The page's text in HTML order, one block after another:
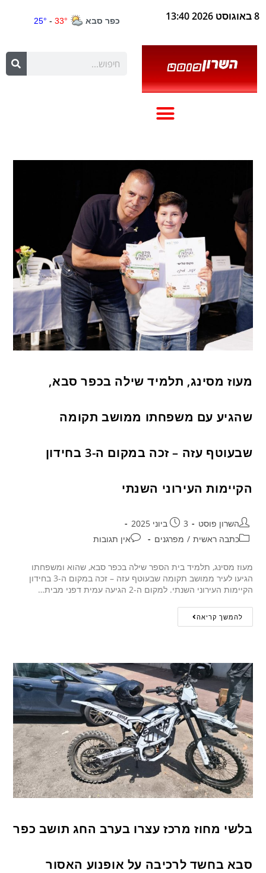
8 באוגוסט 2026 13:40
מעוז מסינג, תלמיד שילה בכפר סבא,
שהגיע עם משפחתו ממושב תקומה
שבעוטף עזה – זכה במקום ה-3 בחידון
הקיימות העירוני השנתי
השרון פוסט
3 ביוני 2025
כתבה ראשית / מפרגנים אין תגובות
מעוז מסינג, תלמיד בית הספר שילה בכפר סבא, שהוא ומשפחתו
הגיעו לעיר ממושב תקומה שבעוטף עזה – זכה במקום ה-3 בחידון
הקיימות העירוני השנתי. למקום ה-2 הגיעה עמית דפני מבית…
להמשך קריאה
בלשי מחוז מרכז עצרו בערב החג תושב כפר
סבא בחשד לרכיבה על אופנוע האסור